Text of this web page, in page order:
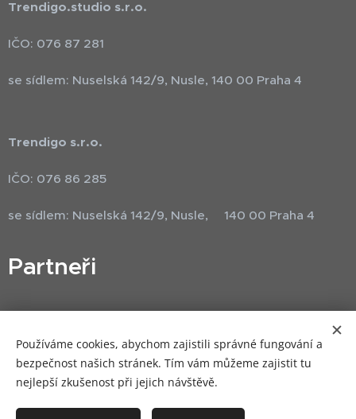
Trendigo.studio s.r.o.
IČO: 076 87 281
se sídlem: Nuselská 142/9, Nusle, 140 00 Praha 4
Trendigo s.r.o.
IČO: 076 86 285
se sídlem: Nuselská 142/9, Nusle, 140 00 Praha 4
Partneři
Používáme cookies, abychom zajistili správné fungování a
bezpečnost našich stránek. Tím vám můžeme zajistit tu
nejlepší zkušenost při jejich návštěvě.